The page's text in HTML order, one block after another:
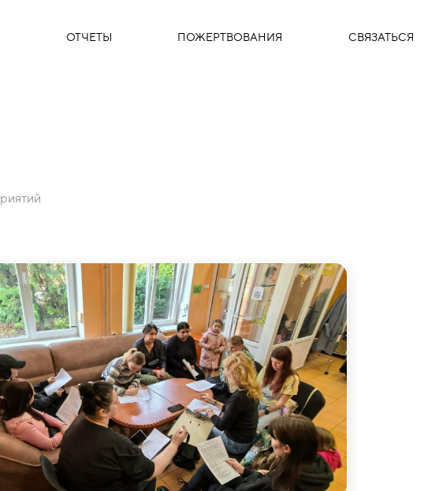
ОТЧЕТЫ ПОЖЕРТВОВАНИЯ СВЯЗАТЬСЯ